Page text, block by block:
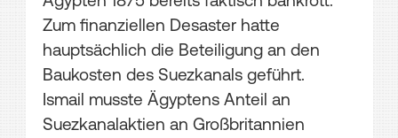
Zum finanziellen Desaster hatte
hauptsächlich die Beteiligung an den
Baukosten des Suezkanals geführt.
Ismail musste Ägyptens Anteil an
Suezkanalaktien an Großbritannien